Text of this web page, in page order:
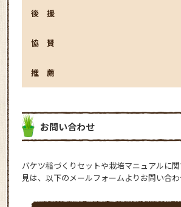
後援
協賛
推薦
お問い合わせ
バケツ稲づくりセットや栽培マニュアルに
見は、以下のメールフォームよりお問い合わ